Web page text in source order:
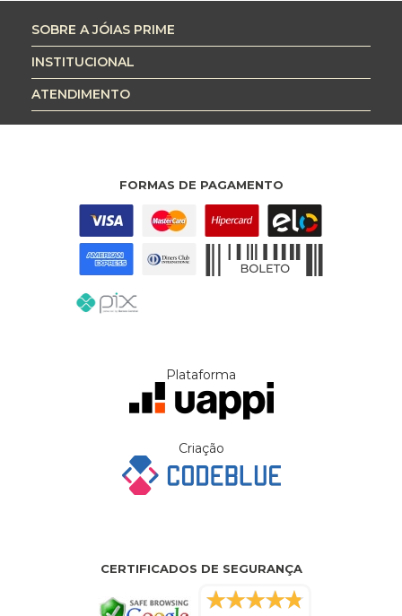
SOBRE A JÓIAS PRIME
INSTITUCIONAL
ATENDIMENTO
FORMAS DE PAGAMENTO
Plataforma
Criação
CERTIFICADOS DE SEGURANÇA